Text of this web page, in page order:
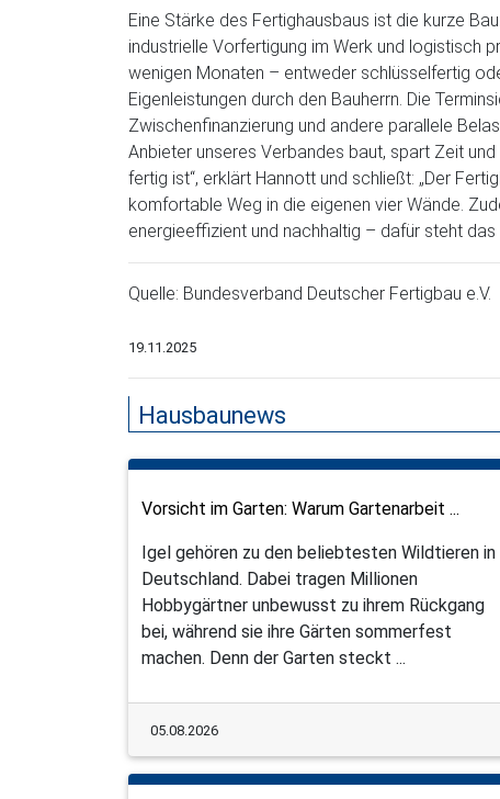
Eine Stärke des Fertighausbaus ist die kurze
industrielle Vorfertigung im Werk und logistisch
wenigen Monaten – entweder schlüsselfertig
Eigenleistungen durch den Bauherrn. Die
Zwischenfinanzierung und andere parallele
Anbieter unseres Verbandes baut, spart Zeit
fertig ist“, erklärt Hannott und schließt: „Der
komfortable Weg in die eigenen vier Wände.
energieeffizient und nachhaltig – dafür steht
Quelle: Bundesverband Deutscher Fertigbau e.V.
19.11.2025
Hausbaunews
Vorsicht im Garten: Warum Gartenarbeit ...
Igel gehören zu den beliebtesten Wildtieren in
Deutschland. Dabei tragen Millionen
Hobbygärtner unbewusst zu ihrem Rückgang
bei, während sie ihre Gärten sommerfest
machen. Denn der Garten steckt ...
05.08.2026